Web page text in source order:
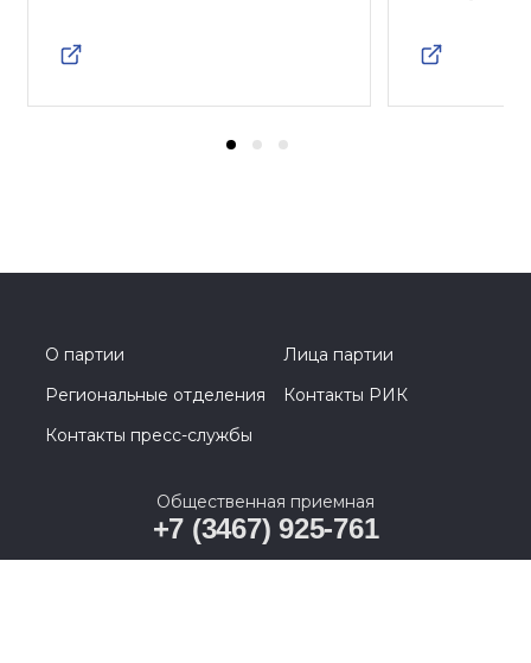
О партии
Лица партии
Региональные отделения
Контакты РИК
Контакты пресс-службы
Общественная приемная
+7 (3467) 925-761